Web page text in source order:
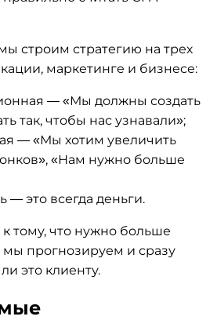
строим стратегию на трех
маркетинге и бизнесе:
— «Мы должны создать
так, чтобы нас узнавали»;
— «Мы хотим увеличить
«Нам нужно больше
— это всегда деньги.
тому, что нужно больше
прогнозируем и сразу
это клиенту.